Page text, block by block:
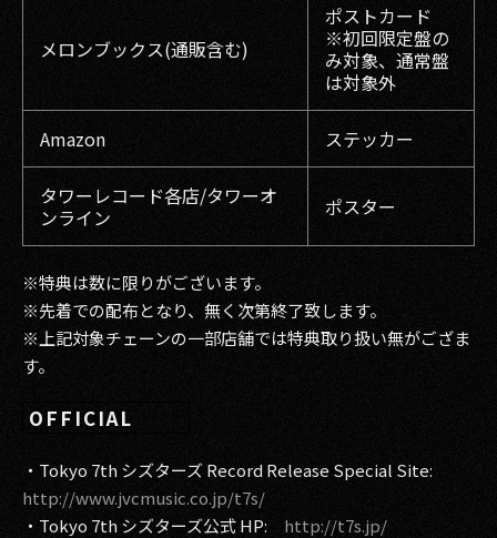
メロンブックス(通販含む)
ポストカード
※初回限定盤の
み対象、通常盤
は対象外
Amazon ステッカー
タワーレコード各店/タワーオ
ンライン
ポスター
※特典は数に限りがございます。
※先着での配布となり、無く次第終了致します。
※上記対象チェーンの一部店舗では特典取り扱い無がござま
す。
OFFICIAL
・Tokyo 7th シズターズ Record Release Special Site:
http://www.jvcmusic.co.jp/t7s/
・Tokyo 7th シズターズ公式 HP: http://t7s.jp/